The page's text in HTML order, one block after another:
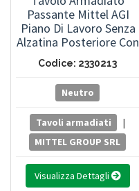
Passante Mittel AGI
Piano Di Lavoro Senza
Alzatina Posteriore Con
Porte Scorrevoli Su Due
Lati - Dimensioni L 130 X
P 70 X H 85 Cm
Codice: 2330213
Neutro
Tavoli armadiati
|
MITTEL GROUP SRL
Visualizza Dettagli